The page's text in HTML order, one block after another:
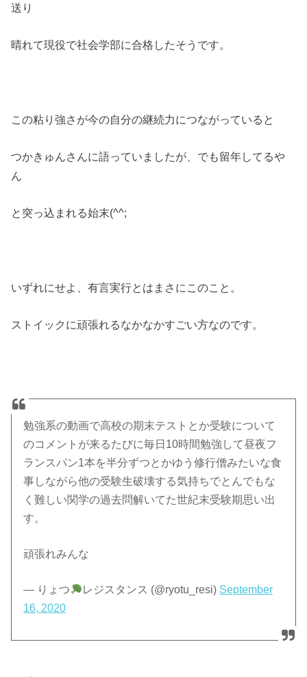
送り
晴れて現役で社会学部に合格したそうです。
この粘り強さが今の自分の継続力につながっていると
つかきゅんさんに語っていましたが、でも留年してるや
ん
と突っ込まれる始末(^^;
いずれにせよ、有言実行とはまさにこのこと。
ストイックに頑張れるなかなかすごい方なのです。
勉強系の動画で高校の期末テストとか受験について
のコメントが来るたびに毎日10時間勉強して昼夜フ
ランスパン1本を半分ずつとかゆう修行僧みたいな食
事しながら他の受験生破壊する気持ちでとんでもな
く難しい関学の過去問解いてた世紀末受験期思い出
す。
頑張れみんな
— りょつ レジスタンス (@ryotu_resi) September
16, 2020